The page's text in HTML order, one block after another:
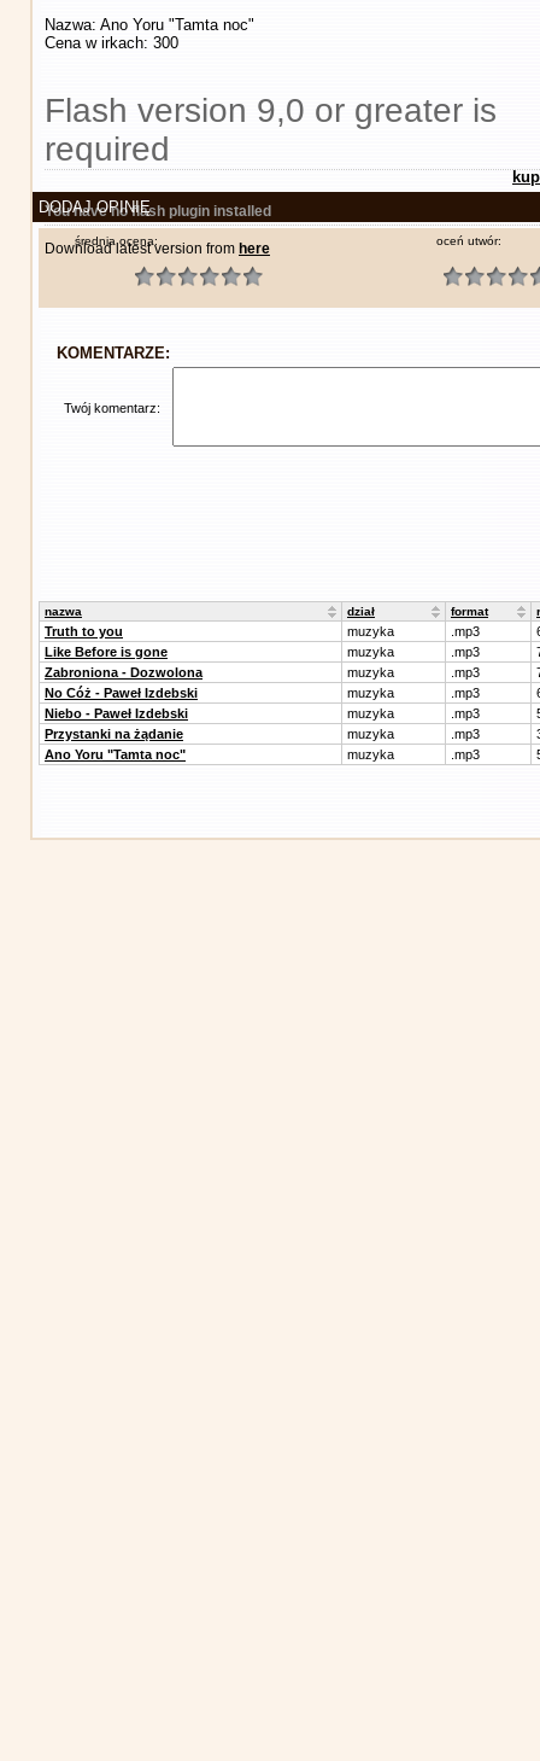
Nazwa: Ano Yoru "Tamta noc"
Cena w irkach: 300
Flash version 9,0 or greater is
required
You have no flash plugin installed
Download latest version from here
DODAJ OPINIĘ
średnia ocena: oceń utwór:
KOMENTARZE:
Twój komentarz:
nazwa dział format
Truth to you muzyka .mp3
Like Before is gone
muzyka .mp3
Zabroniona - Dozwolona
muzyka .mp3
No Cóż - Paweł Izdebski
muzyka .mp3
Niebo - Paweł Izdebski
muzyka .mp3
Przystanki na żądanie
muzyka .mp3
Ano Yoru "Tamta noc"
muzyka .mp3